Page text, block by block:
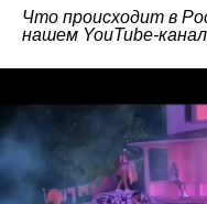
Что происходит в
нашем YouTube-